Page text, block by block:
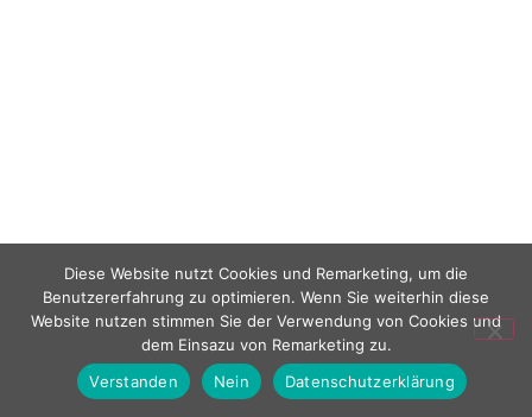
Diese Website nutzt Cookies und Remarketing, um die
Benutzererfahrung zu optimieren. Wenn Sie weiterhin diese
Website nutzen stimmen Sie der Verwendung von Cookies und
dem Einsazu von Remarketing zu.
Verstanden
Nein Datenschutzerklärung